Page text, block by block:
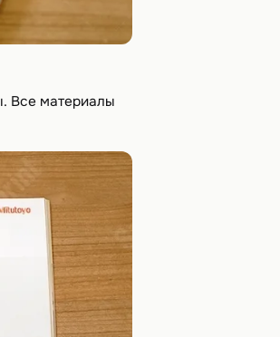
Все материалы